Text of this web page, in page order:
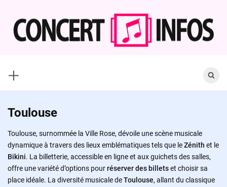
content
for:
Toulouse
Toulouse, surnommée la Ville Rose, dévoile une scène musicale
dynamique à travers des lieux emblématiques tels que leZénith et le
Bikini. La billetterie, accessible en ligne et aux guichets des salles,
offre une variété d’options pourréserver des billetset choisir sa
place idéale. La diversité musicale deToulouse, allant du classique